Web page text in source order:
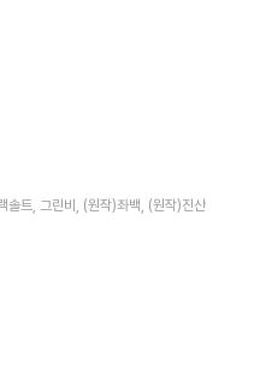
솔트, 그린비, (원작)좌백, (원작)진산